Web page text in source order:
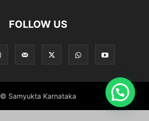
FOLLOW US
© Samyukta Karnataka